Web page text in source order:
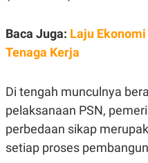
JARINGAN
N
A
A
C
A
E
S
E
L
E
Baca Juga: Laju
Tenaga Kerja
Di tengah munculnya
pelaksanaan PSN,
perbedaan sikap
setiap proses